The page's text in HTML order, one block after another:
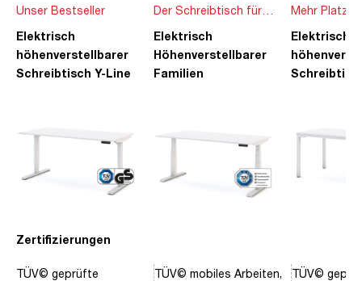
Zertifizierungen
Unser Bestseller
Elektrisch
höhenverstellbarer
Schreibtisch Y-Line
TÜV© geprüfte
Der Schreibtisch für
die ganze Familie
Elektrisch
Höhenverstellbarer
Familien
TÜV© mobiles Arbeiten,
Mehr Platz
Ideen
Elektrisch
TÜV©